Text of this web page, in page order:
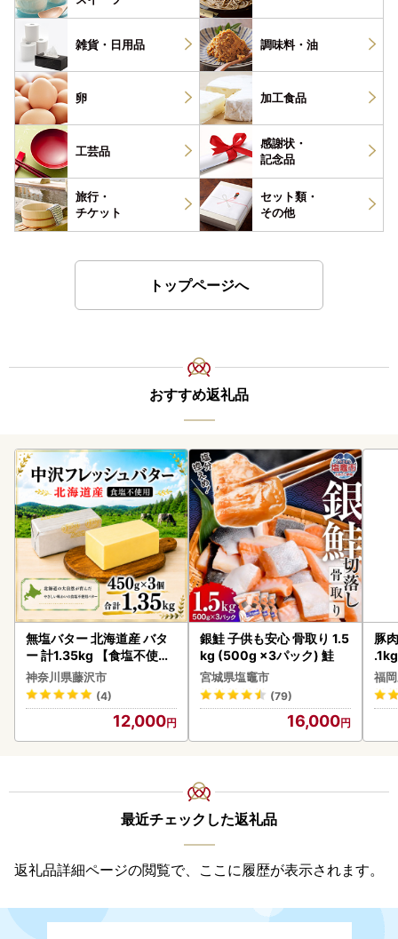
雑貨・ 日用品 調味料・ 油
卵 加工食品
工芸品
感謝状・
記念品
旅行・
チケット
セット類・
その他
トップページへ
おすすめ返礼品
無塩バター 北海道産 バタ
ー 計1.35kg 【食塩不使用
】
神奈川県藤沢市
(4)
12,000
銀鮭 子供も安心 骨取り 1.5
kg (500g ×3パック) 鮭
宮城県塩竈市
(79)
16,000
豚
福
最近チェックした返礼品
返礼品詳細ページの閲覧で、ここに履歴が表示されます。